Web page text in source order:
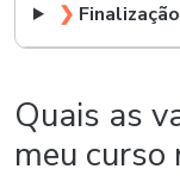
❯
Quais as
meu